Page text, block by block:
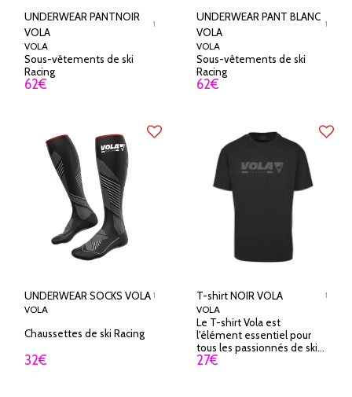
UNDERWEAR PANTNOIR
VOLA
1
VOLA
Sous-vêtements de ski
Racing
62€
UNDERWEAR PANT BLANC
VOLA
1
VOLA
Sous-vêtements de ski
Racing
62€
UNDERWEAR SOCKS VOLA 1
VOLA
Chaussettes de ski Racing
32€
T-shirt NOIR VOLA 1
VOLA
Le T-shirt Vola est
l'élément essentiel pour
tous les passionnés de ski
qui souhaitent allier confort
27€